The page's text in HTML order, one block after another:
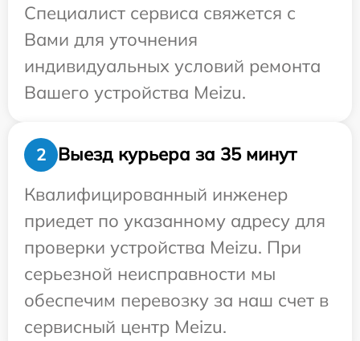
Специалист сервиса свяжется с
Вами для уточнения
индивидуальных условий ремонта
Вашего устройства Meizu.
2
Выезд курьера за 35 минут
Квалифицированный инженер
приедет по указанному адресу для
проверки устройства Meizu. При
серьезной неисправности мы
обеспечим перевозку за наш счет в
сервисный центр Meizu.